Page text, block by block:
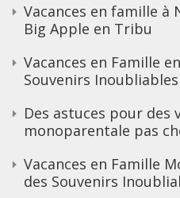
Vacances en famille à
Big Apple en Tribu
Vacances en Famille
Souvenirs Inoubliables
Des astuces pour des
monoparentale pas
Vacances en Famille
des Souvenirs